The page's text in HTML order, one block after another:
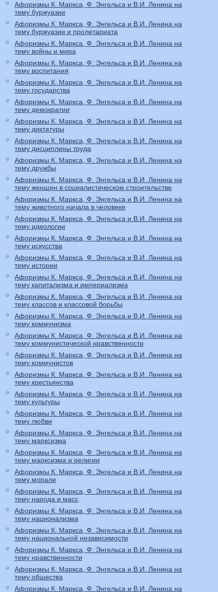
Афоризмы К. Маркса, Ф. Энгельса и В.И. Ленина на
тему буржуазии
Афоризмы К. Маркса, Ф. Энгельса и В.И. Ленина на
тему буржуазии и пролетариата
Афоризмы К. Маркса, Ф. Энгельса и В.И. Ленина на
тему войны и мира
Афоризмы К. Маркса, Ф. Энгельса и В.И. Ленина на
тему воспитания
Афоризмы К. Маркса, Ф. Энгельса и В.И. Ленина на
тему государства
Афоризмы К. Маркса, Ф. Энгельса и В.И. Ленина на
тему демократии
Афоризмы К. Маркса, Ф. Энгельса и В.И. Ленина на
тему диктатуры
Афоризмы К. Маркса, Ф. Энгельса и В.И. Ленина на
тему дисциплины труда
Афоризмы К. Маркса, Ф. Энгельса и В.И. Ленина на
тему дружбы
Афоризмы К. Маркса, Ф. Энгельса и В.И. Ленина на
тему женщин в социалистическом строительстве
Афоризмы К. Маркса, Ф. Энгельса и В.И. Ленина на
тему животного начала в человеке
Афоризмы К. Маркса, Ф. Энгельса и В.И. Ленина на
тему идеологии
Афоризмы К. Маркса, Ф. Энгельса и В.И. Ленина на
тему искусства
Афоризмы К. Маркса, Ф. Энгельса и В.И. Ленина на
тему истории
Афоризмы К. Маркса, Ф. Энгельса и В.И. Ленина на
тему капитализма и империализма
Афоризмы К. Маркса, Ф. Энгельса и В.И. Ленина на
тему классов и классовой борьбы
Афоризмы К. Маркса, Ф. Энгельса и В.И. Ленина на
тему коммунизма
Афоризмы К. Маркса, Ф. Энгельса и В.И. Ленина на
тему коммунистической нравственности
Афоризмы К. Маркса, Ф. Энгельса и В.И. Ленина на
тему коммунистов
Афоризмы К. Маркса, Ф. Энгельса и В.И. Ленина на
тему крестьянства
Афоризмы К. Маркса, Ф. Энгельса и В.И. Ленина на
тему культуры
Афоризмы К. Маркса, Ф. Энгельса и В.И. Ленина на
тему любви
Афоризмы К. Маркса, Ф. Энгельса и В.И. Ленина на
тему марксизма
Афоризмы К. Маркса, Ф. Энгельса и В.И. Ленина на
тему марксизма и религии
Афоризмы К. Маркса, Ф. Энгельса и В.И. Ленина на
тему морали
Афоризмы К. Маркса, Ф. Энгельса и В.И. Ленина на
тему народа и масс
Афоризмы К. Маркса, Ф. Энгельса и В.И. Ленина на
тему национализма
Афоризмы К. Маркса, Ф. Энгельса и В.И. Ленина на
тему национальной независимости
Афоризмы К. Маркса, Ф. Энгельса и В.И. Ленина на
тему нравственности
Афоризмы К. Маркса, Ф. Энгельса и В.И. Ленина на
тему общества
Афоризмы К. Маркса, Ф. Энгельса и В.И. Ленина на